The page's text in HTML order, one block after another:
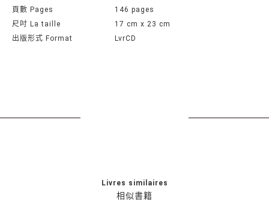
頁數 Pages
146 pages
尺吋 La taille
17 cm x 23 cm
出版形式 Format
LvrCD
相似書籍
Livres similaires